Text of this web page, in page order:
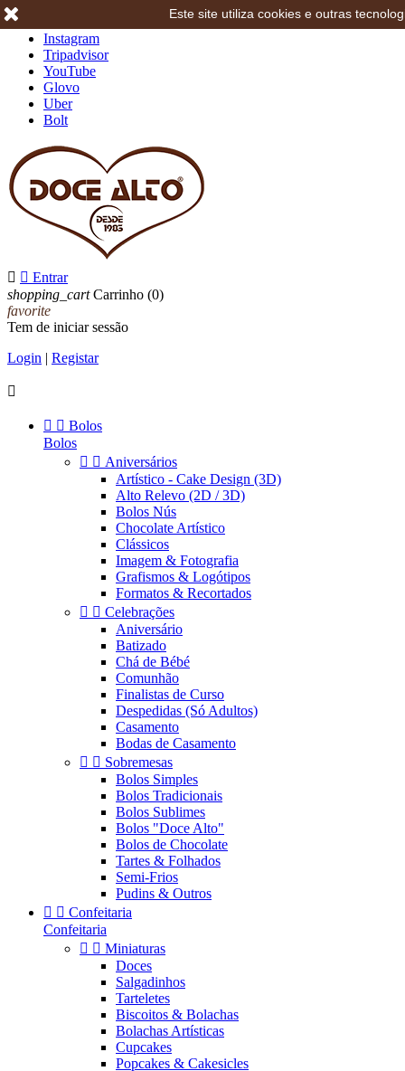
Instagram
Tripadvisor
YouTube
Glovo
Uber
Bolt
  Entrar
shopping_cart Carrinho (0)
favorite
Tem de iniciar sessão
Login | Registar

  Bolos
Bolos
  Aniversários
Artístico - Cake Design (3D)
Alto Relevo (2D / 3D)
Bolos Nús
Chocolate Artístico
Clássicos
Imagem & Fotografia
Grafismos & Logótipos
Formatos & Recortados
  Celebrações
Aniversário
Batizado
Chá de Bébé
Comunhão
Finalistas de Curso
Despedidas (Só Adultos)
Casamento
Bodas de Casamento
  Sobremesas
Bolos Simples
Bolos Tradicionais
Bolos Sublimes
Bolos "Doce Alto"
Bolos de Chocolate
Tartes & Folhados
Semi-Frios
Pudins & Outros
  Confeitaria
Confeitaria
  Miniaturas
Doces
Salgadinhos
Tarteletes
Biscoitos & Bolachas
Bolachas Artísticas
Cupcakes
Popcakes & Cakesicles
Este site utiliza cookies e outras